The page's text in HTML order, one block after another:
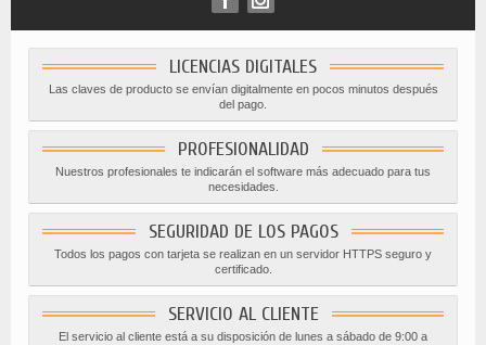
LICENCIAS DIGITALES
Las claves de producto se envían digitalmente en pocos minutos después
del pago.
PROFESIONALIDAD
Nuestros profesionales te indicarán el software más adecuado para tus
necesidades.
SEGURIDAD DE LOS PAGOS
Todos los pagos con tarjeta se realizan en un servidor HTTPS seguro y
certificado.
SERVICIO AL CLIENTE
El servicio al cliente está a su disposición de lunes a sábado de 9:00 a